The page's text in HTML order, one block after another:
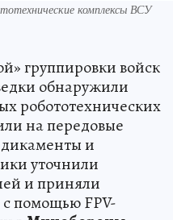
комплексы ВСУ
группировки войск
обнаружили
робототехнических
на передовые
и
уточнили
и приняли
помощью FPV-